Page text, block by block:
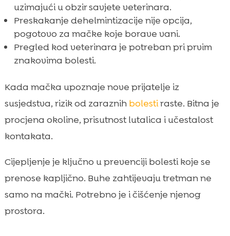
uzimajući u obzir savjete veterinara.
Preskakanje dehelmintizacije nije opcija,
pogotovo za mačke koje borave vani.
Pregled kod veterinara je potreban pri prvim
znakovima bolesti.
Kada mačka upoznaje nove prijatelje iz
susjedstva, rizik od zaraznih bolestiraste. Bitna je
procjena okoline, prisutnost lutalica i učestalost
kontakata.
Cijepljenje je ključno u prevenciji bolesti koje se
prenose kapljično. Buhe zahtijevaju tretman ne
samo na mački. Potrebno je i čišćenje njenog
prostora.